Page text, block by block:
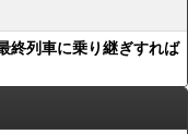
終列車に乗り継ぎすれば